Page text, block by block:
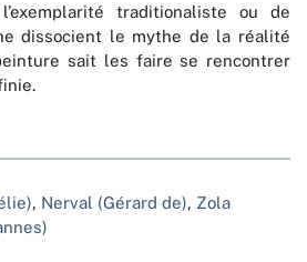
traditionaliste ou de
dissocient le mythe de la réalité
sait les faire se rencontrer
, Nerval (Gérard de), Zola